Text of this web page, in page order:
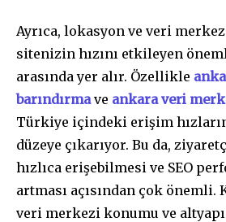
Ayrıca, lokasyon ve veri
sitenizin hızını etkileyen
arasında yer alır. Özellikle
barındırmave ankara veri
Türkiye içindeki erişim
düzeye çıkarıyor. Bu da,
hızlıca erişebilmesi ve SEO
artması açısından çok önemli.
veri merkezi konumu ve